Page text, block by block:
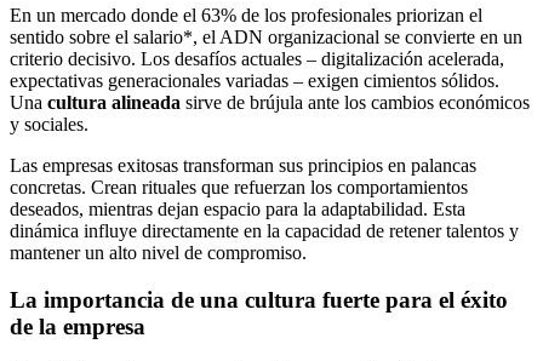
En un mercado donde el 63% de los profesionales priorizan el
sentido sobre el salario*, el ADN organizacional se convierte en un
criterio decisivo. Los desafíos actuales – digitalización acelerada,
expectativas generacionales variadas – exigen cimientos sólidos.
Una cultura alineada sirve de brújula ante los cambios económicos
y sociales.
Las empresas exitosas transforman sus principios en palancas
concretas. Crean rituales que refuerzan los comportamientos
deseados, mientras dejan espacio para la adaptabilidad. Esta
dinámica influye directamente en la capacidad de retener talentos y
mantener un alto nivel de compromiso.
La importancia de una cultura fuerte para el éxito
de la empresa